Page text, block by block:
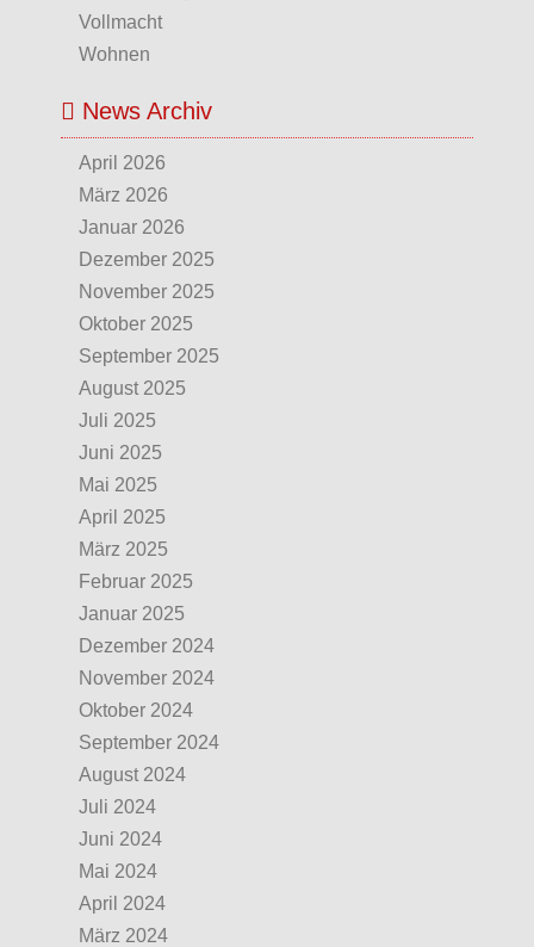
Vollmacht
Wohnen
News Archiv
April 2026
März 2026
Januar 2026
Dezember 2025
November 2025
Oktober 2025
September 2025
August 2025
Juli 2025
Juni 2025
Mai 2025
April 2025
März 2025
Februar 2025
Januar 2025
Dezember 2024
November 2024
Oktober 2024
September 2024
August 2024
Juli 2024
Juni 2024
Mai 2024
April 2024
März 2024